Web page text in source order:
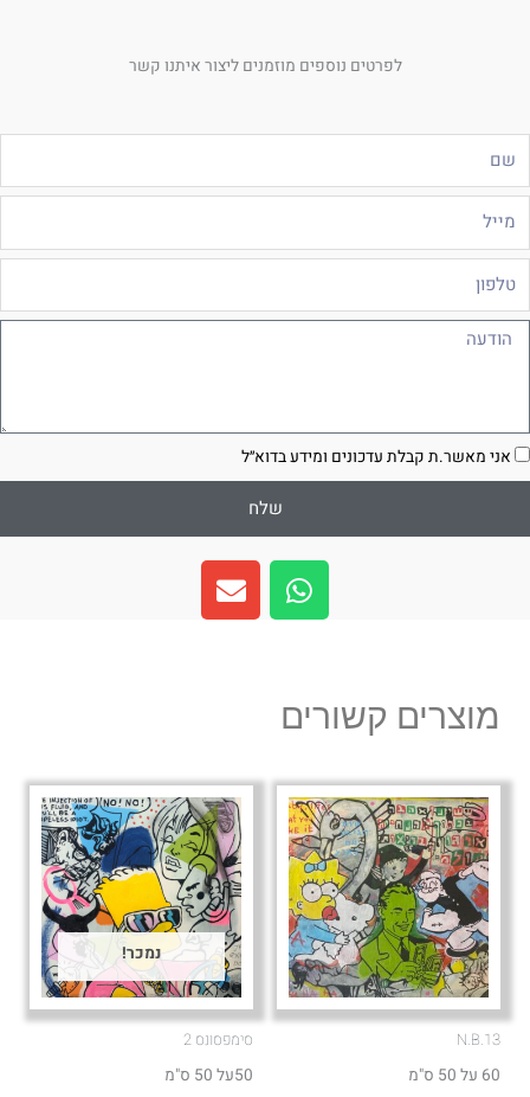
לפרטים נוספים מוזמנים ליצור איתנו קשר
אני מאשר.ת קבלת עדכונים ומידע בדוא״ל
שלח
W
h
a
a
p
E
n
v
e
מוצרים קשורים
N.B.13
60 על 50 ס"מ
נמכר!
סימפסונס 2
50על 50 ס"מ